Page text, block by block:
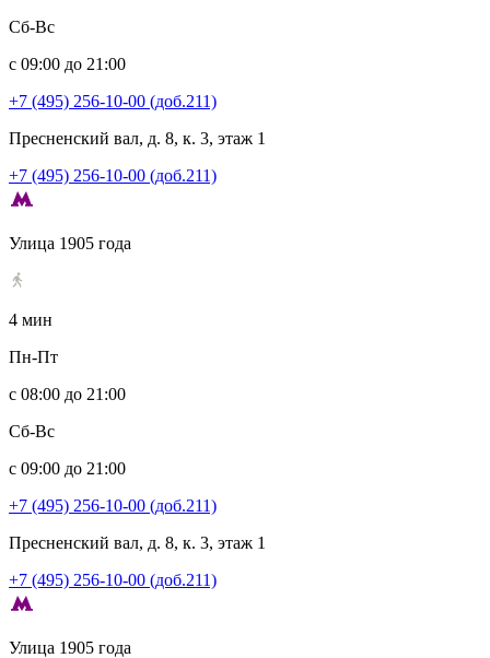
Сб-Вс
с 09:00 до 21:00
+7 (495) 256-10-00 (доб.211)
Пресненский вал, д. 8, к. 3, этаж 1
+7 (495) 256-10-00 (доб.211)
Улица 1905 года
4 мин
Пн-Пт
с 08:00 до 21:00
Сб-Вс
с 09:00 до 21:00
+7 (495) 256-10-00 (доб.211)
Пресненский вал, д. 8, к. 3, этаж 1
+7 (495) 256-10-00 (доб.211)
Улица 1905 года